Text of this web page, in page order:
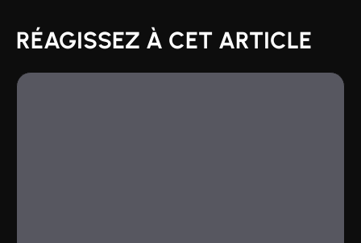
RÉAGISSEZ À CET ARTICLE
Commentaire